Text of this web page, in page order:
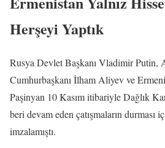
Herşeyi Yaptık
Rusya Devlet Başkanı Vladimir Putin,
Cumhurbaşkanı İlham Aliyev ve
Paşinyan 10 Kasım itibariyle Dağlık
beri devam eden çatışmaların durması
imzalamıştı.